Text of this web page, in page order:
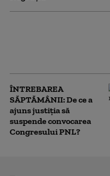
ÎNTREBAREA
SĂPTĂMÂNII: De ce a
ajuns justiția să
suspende convocarea
Congresului PNL?